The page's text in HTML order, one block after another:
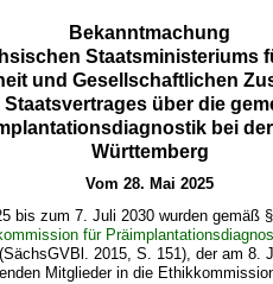
Bekanntmachung
Staatsministeriums
und Gesellschaftlichen
Staatsvertrages über die
bei
Württemberg
Vom 28. Mai 2025
bis zum 7. Juli 2030 wurden gemäß
für
2015, S. 151), der am 8.
Mitglieder in die